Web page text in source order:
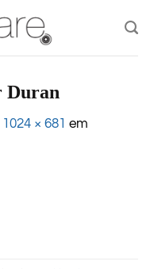
Duran
1024 × 681 em